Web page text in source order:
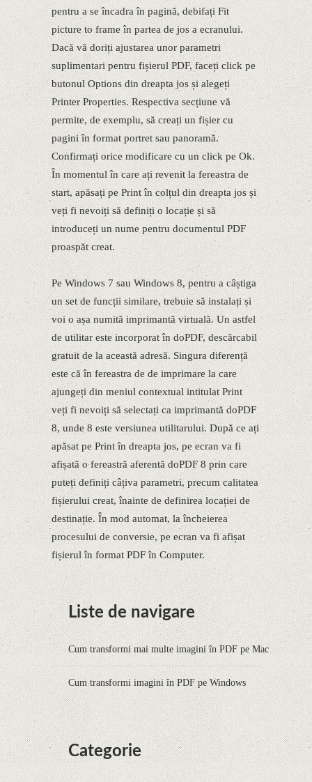
pentru a se încadra în pagină, debifați Fit
picture to frame în partea de jos a ecranului.
Dacă vă doriți ajustarea unor parametri
suplimentari pentru fișierul PDF, faceți click pe
butonul Options din dreapta jos și alegeți
Printer Properties. Respectiva secțiune vă
permite, de exemplu, să creați un fișier cu
pagini în format portret sau panoramă.
Confirmați orice modificare cu un click pe Ok.
În momentul în care ați revenit la fereastra de
start, apăsați pe Print în colțul din dreapta jos și
veți fi nevoiți să definiți o locație și să
introduceți un nume pentru documentul PDF
proaspăt creat.
Pe Windows 7 sau Windows 8, pentru a câștiga
un set de funcții similare, trebuie să instalați și
voi o așa numită imprimantă virtuală. Un astfel
de utilitar este incorporat în doPDF, descărcabil
gratuit de la această adresă. Singura diferență
este că în fereastra de de imprimare la care
ajungeți din meniul contextual intitulat Print
veți fi nevoiți să selectați ca imprimantă doPDF
8, unde 8 este versiunea utilitarului. După ce ați
apăsat pe Print în dreapta jos, pe ecran va fi
afișată o fereastră aferentă doPDF 8 prin care
puteți definiți câțiva parametri, precum calitatea
fișierului creat, înainte de definirea locației de
destinație. În mod automat, la încheierea
procesului de conversie, pe ecran va fi afișat
fișierul în format PDF în Computer.
Liste de navigare
Cum transformi mai multe imagini în PDF pe Mac
Cum transformi imagini în PDF pe Windows
Categorie